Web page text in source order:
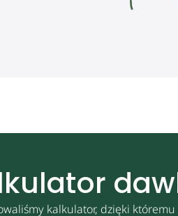
kalkulator, dzięki